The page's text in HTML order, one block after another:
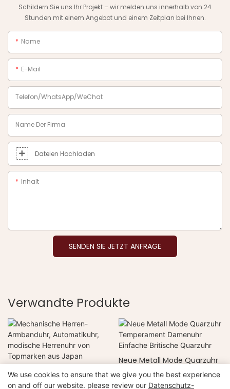
Schildern Sie uns Ihr Projekt – wir melden uns innerhalb von 24
Stunden mit einem Angebot und einem Zeitplan bei Ihnen.
Name
E-Mail
Telefon/WhatsApp/WeChat
Name Der Firma
Dateien Hochladen
Inhalt
SENDEN SIE JETZT ANFRAGE
Verwandte Produkte
Mechanische Herren-
Armbanduhr, Automatikuhr,
Neue Metall Mode Quarzuhr
Temperament Damenuhr
Einfache Britische Quarzuhr
We use cookies to ensure that we give you the best experience
on and off our website. please review our Datenschutz-